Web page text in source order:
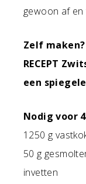
gewoon af
Zelf maken?
RECEPT
een
Nodig voor
1250 g
50 g
invetten